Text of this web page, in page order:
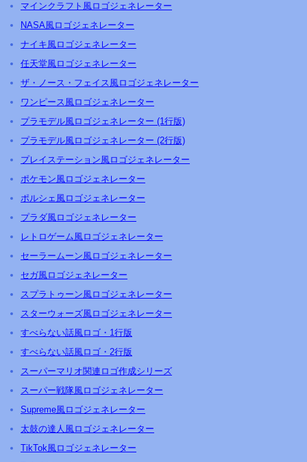
マインクラフト風ロゴジェネレーター
NASA風ロゴジェネレーター
ナイキ風ロゴジェネレーター
任天堂風ロゴジェネレーター
ザ・ノース・フェイス風ロゴジェネレーター
ワンピース風ロゴジェネレーター
プラモデル風ロゴジェネレーター (1行版)
プラモデル風ロゴジェネレーター (2行版)
プレイステーション風ロゴジェネレーター
ポケモン風ロゴジェネレーター
ポルシェ風ロゴジェネレーター
プラダ風ロゴジェネレーター
レトロゲーム風ロゴジェネレーター
セーラームーン風ロゴジェネレーター
セガ風ロゴジェネレーター
スプラトゥーン風ロゴジェネレーター
スターウォーズ風ロゴジェネレーター
すべらない話風ロゴ・1行版
すべらない話風ロゴ・2行版
スーパーマリオ関連ロゴ作成シリーズ
スーパー戦隊風ロゴジェネレーター
Supreme風ロゴジェネレーター
太鼓の達人風ロゴジェネレーター
TikTok風ロゴジェネレーター